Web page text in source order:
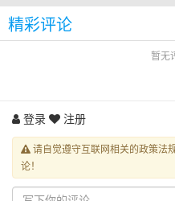
精彩评论
暂无
登录 注册
请自觉遵守互联网相关的政策法
论！